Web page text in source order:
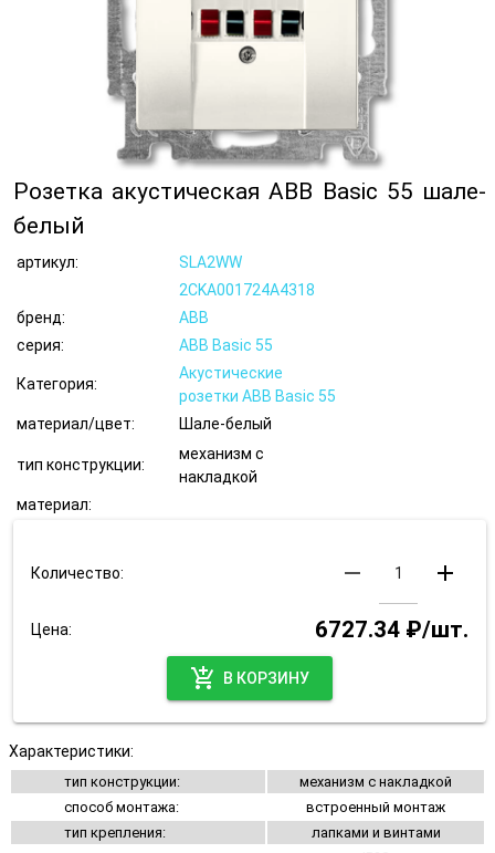
Розетка акустическая ABB Basic 55 шале-
белый
артикул:
SLA2WW
2CKA001724A4318
бренд:
ABB
серия:
ABB Basic 55
Категория:
Акустические
розетки ABB Basic 55
материал/цвет:
Шале-белый
тип конструкции:
механизм с
накладкой
материал:
Количество: remove add
Цена:
6727.34 ₽/шт.
add_shopping_cart
В КОРЗИНУ
Характеристики:
тип конструкции:
механизм с накладкой
способ монтажа:
встроенный монтаж
тип крепления:
лапками и винтами